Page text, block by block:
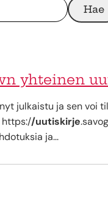
yhteinen
julkaistu ja sen voi
https://uutiskirje
ja...